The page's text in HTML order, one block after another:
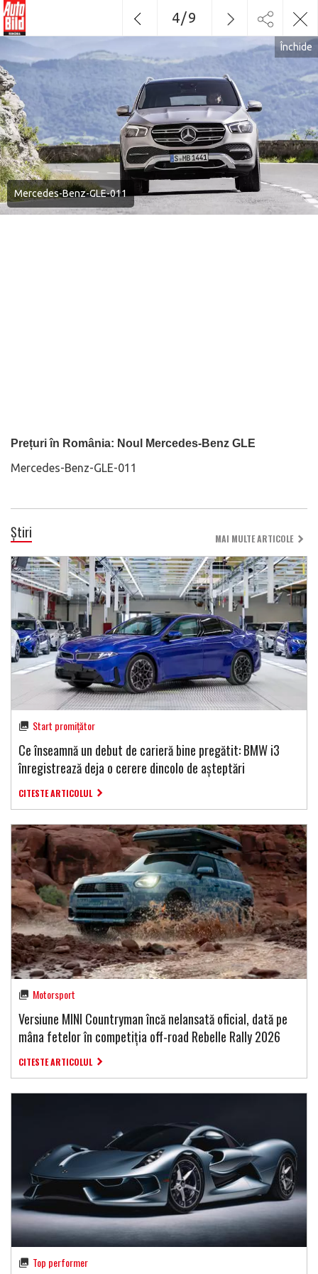
Mercedes-Benz-GLE-011
Prețuri în România: Noul Mercedes-Benz GLE
Mercedes-Benz-GLE-011
Închide
4/9
Știri MAI MULTE ARTICOLE
Start promițător
Ce înseamnă un debut de carieră bine pregătit: BMW i3
înregistrează deja o cerere dincolo de așteptări
CITESTE ARTICOLUL
Motorsport
Versiune MINI Countryman încă nelansată oficial, dată pe
mâna fetelor în competiția off-road Rebelle Rally 2026
CITESTE ARTICOLUL
Top performer